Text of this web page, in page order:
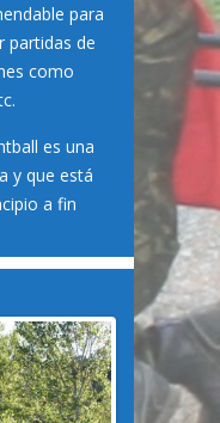
para
partidas de
como
es una
y que está
a fin